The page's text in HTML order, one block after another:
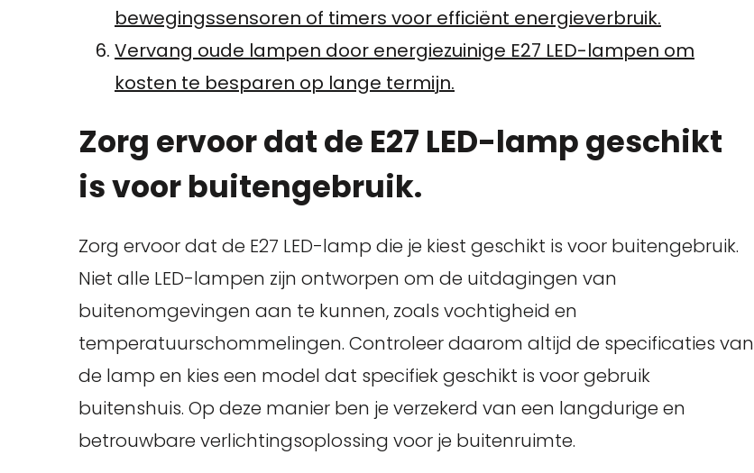
bewegingssensoren of timers voor efficiënt energieverbruik.
Vervang oude lampen door energiezuinige E27 LED-lampen om
kosten te besparen op lange termijn.
Zorg ervoor dat de E27 LED-lamp geschikt
is voor buitengebruik.
Zorg ervoor dat de E27 LED-lamp die je kiest geschikt is voor buitengebruik.
Niet alle LED-lampen zijn ontworpen om de uitdagingen van
buitenomgevingen aan te kunnen, zoals vochtigheid en
temperatuurschommelingen. Controleer daarom altijd de specificaties van
de lamp en kies een model dat specifiek geschikt is voor gebruik
buitenshuis. Op deze manier ben je verzekerd van een langdurige en
betrouwbare verlichtingsoplossing voor je buitenruimte.